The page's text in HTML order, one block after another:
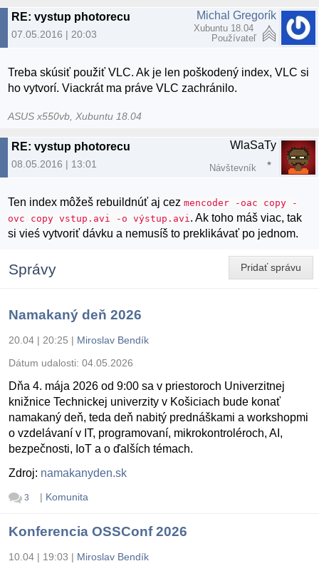
RE: vystup photorecu
07.05.2016 | 20:03
Michal Gregorík
Xubuntu 18.04
Používateľ
Treba skúsiť použiť VLC. Ak je len poškodený index, VLC si
ho vytvorí. Viackrát ma práve VLC zachránilo.
ASUS x550vb, Xubuntu 18.04
RE: vystup photorecu
08.05.2016 | 13:01
WlaSaTy
Návštevník
Ten index môžeš rebuildnúť aj cezmencoder -oac copy -
ovc copy vstup.avi -o výstup.avi . Ak toho máš viac, tak
si vieś vytvoriť dávku a nemusíš to preklikávať po jednom.
Pridať správu
Správy
Namakaný deň 2026
20.04 | 20:25 | Miroslav Bendík
Dátum udalosti: 04.05.2026
Dňa 4. mája 2026 od 9:00 sa v priestoroch Univerzitnej
knižnice Technickej univerzity v Košiciach bude konať
namakaný deň, teda deň nabitý prednáškami a workshopmi
o vzdelávaní v IT, programovaní, mikrokontroléroch, AI,
bezpečnosti, IoT a o ďalších témach.
Zdroj: namakanyden.sk
3 | Komunita
Konferencia OSSConf 2026
10.04 | 19:03 | Miroslav Bendík